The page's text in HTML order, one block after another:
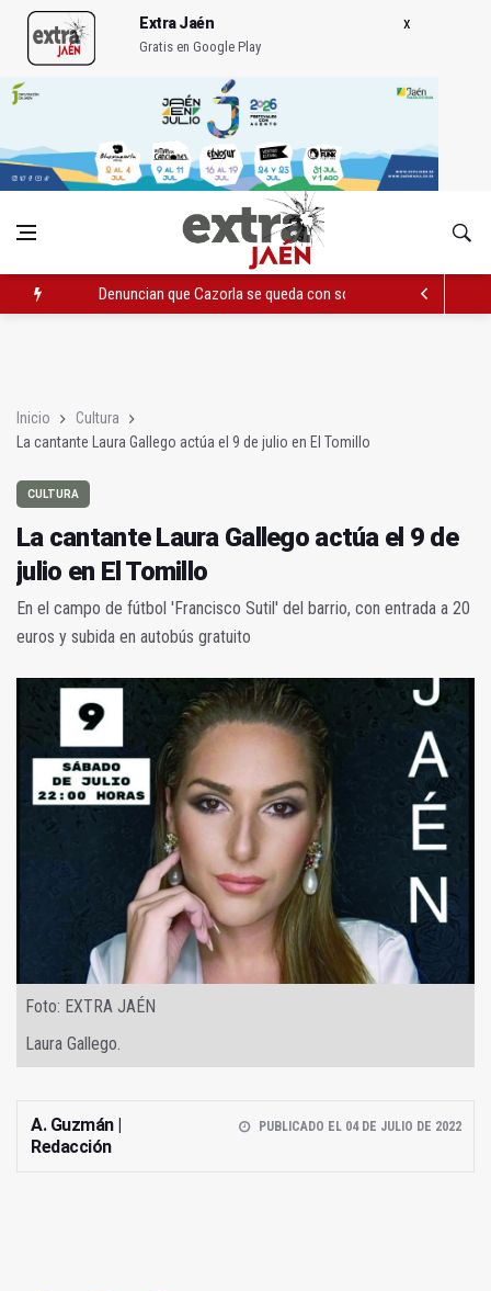
Extra Jaén
Gratis en Google Play
Denuncian que Cazorla se queda con solo dos bomberos por
Inicio
Cultura
La cantante Laura Gallego actúa el 9 de julio en El Tomillo
CULTURA
La cantante Laura Gallego actúa el 9 de
julio en El Tomillo
En el campo de fútbol 'Francisco Sutil' del barrio, con entrada a 20
euros y subida en autobús gratuito
Foto: EXTRA JAÉN
Laura Gallego.
A. Guzmán |
Redacción
PUBLICADO EL 04 DE JULIO DE 2022